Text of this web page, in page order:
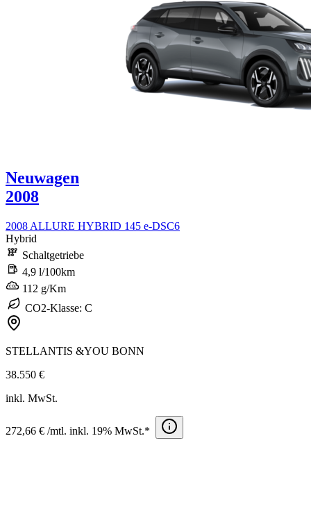
Neuwagen
2008
2008 ALLURE HYBRID 145 e-DSC6
Hybrid
Schaltgetriebe
4,9 l/100km
112 g/Km
CO2-Klasse: C
STELLANTIS &YOU BONN
38.550 €
inkl. MwSt.
272,66 € /mtl. inkl. 19% MwSt.*